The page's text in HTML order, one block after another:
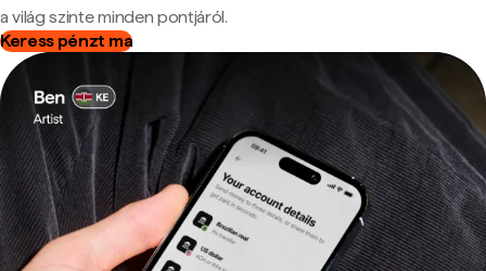
a világ szinte minden pontjáról.
Keress pénzt ma